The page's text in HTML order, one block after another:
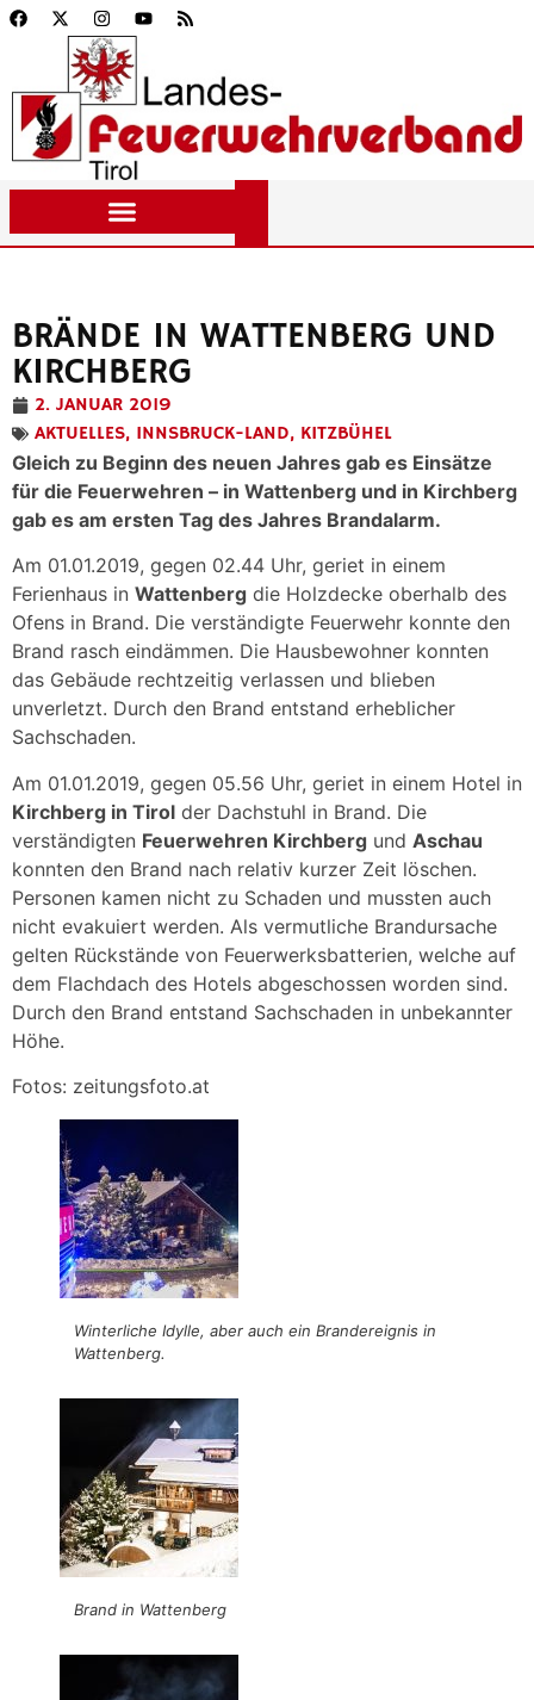
BRÄNDE IN WATTENBERG UND
KIRCHBERG
2. JANUAR 2019
AKTUELLES, INNSBRUCK-LAND, KITZBÜHEL
Gleich zu Beginn des neuen Jahres gab es Einsätze
für die Feuerwehren – in Wattenberg und in Kirchberg
gab es am ersten Tag des Jahres Brandalarm.
Am 01.01.2019, gegen 02.44 Uhr, geriet in einem
Ferienhaus in Wattenberg die Holzdecke oberhalb des
Ofens in Brand. Die verständigte Feuerwehr konnte den
Brand rasch eindämmen. Die Hausbewohner konnten
das Gebäude rechtzeitig verlassen und blieben
unverletzt. Durch den Brand entstand erheblicher
Sachschaden.
Am 01.01.2019, gegen 05.56 Uhr, geriet in einem Hotel in
Kirchberg in Tirol der Dachstuhl in Brand. Die
verständigten Feuerwehren Kirchberg und Aschau
konnten den Brand nach relativ kurzer Zeit löschen.
Personen kamen nicht zu Schaden und mussten auch
nicht evakuiert werden. Als vermutliche Brandursache
gelten Rückstände von Feuerwerksbatterien, welche auf
dem Flachdach des Hotels abgeschossen worden sind.
Durch den Brand entstand Sachschaden in unbekannter
Höhe.
Fotos: zeitungsfoto.at
Winterliche Idylle, aber auch ein Brandereignis in
Wattenberg.
Brand in Wattenberg